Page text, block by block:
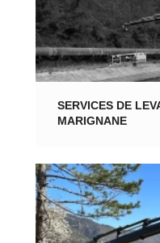
SERVICES DE
MARIGNANE